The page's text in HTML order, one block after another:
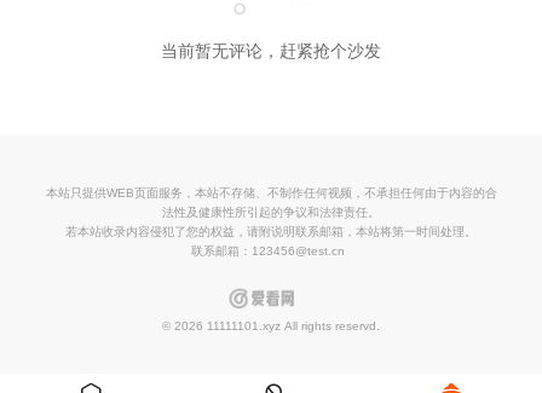
当前暂无评论，赶紧抢个沙发
本站只提供WEB页面服务，本站不存储、不制作任何视频，不承担任何由于内容的合
法性及健康性所引起的争议和法律责任。
若本站收录内容侵犯了您的权益，请附说明联系邮箱，本站将第一时间处理。
联系邮箱：123456@test.cn
© 2026 11111101.xyz All rights reservd.